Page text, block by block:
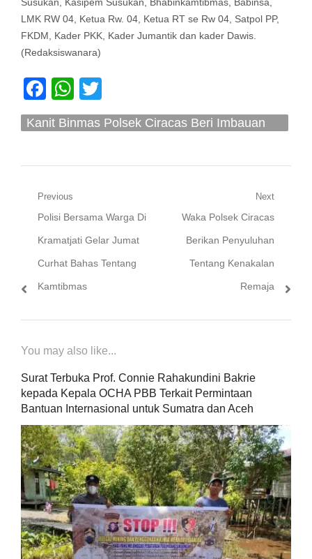
LMK RW 04, Ketua Rw. 04, Ketua RT se Rw 04, Satpol PP,
FKDM, Kader PKK, Kader Jumantik dan kader Dawis.
(Redaksiswanara)
Facebook
WhatsApp
Kanit Binmas Polsek Ciracas Beri Imbauan
Navigasi
pos
Previous
Previous
post:
Polisi Bersama Warga Di
Kramatjati Gelar Jumat
Curhat Bahas Tentang
Kamtibmas
Next
Next
post:
Waka Polsek Ciracas
Berikan Penyuluhan
Tentang Kenakalan
Remaja
You may also like...
Surat Terbuka Prof. Connie Rahakundini Bakrie
kepada Kepala OCHA PBB Terkait Permintaan
Bantuan Internasional untuk Sumatra dan Aceh